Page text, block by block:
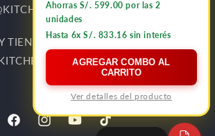
TIENDAS:
Ahorras S/. 599.00 por las 2
unidades
Hasta 6x S/. 833.16 sin interés
AGREGAR COMBO AL
CARRITO
Ver detalles del producto